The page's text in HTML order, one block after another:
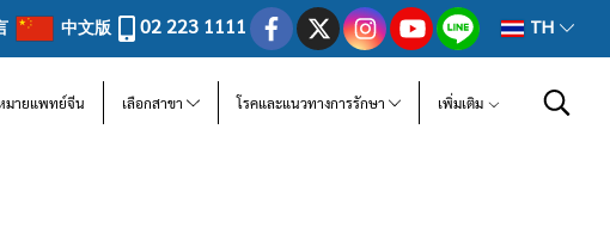
中文版 02 223 1111 TH
มายแพทย์จีน เลือกสาขา โรคและแนวทางการรักษา เพิ่มเติม